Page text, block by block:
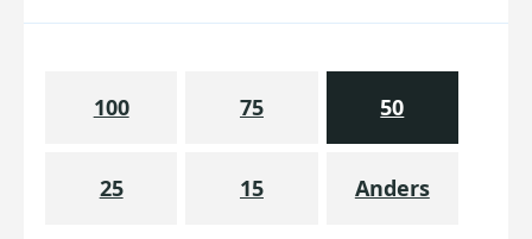
100 75 50
25 15 Anders